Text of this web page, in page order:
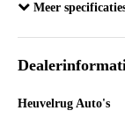
Gewicht (leeg)
Meer
Heuvelrug Auto's